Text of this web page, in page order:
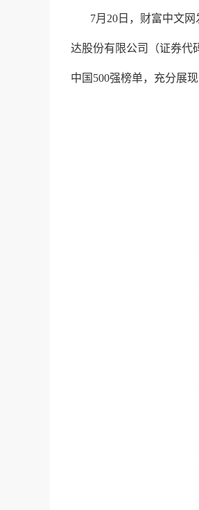
7月20日，财富中文
达股份有限公司（证券代
中国500强榜单，充分展